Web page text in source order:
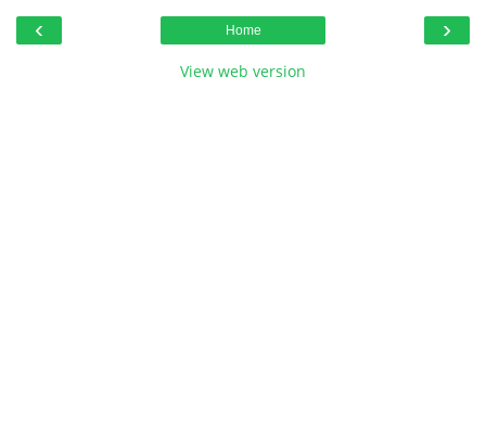
‹ ›
Home
View web version